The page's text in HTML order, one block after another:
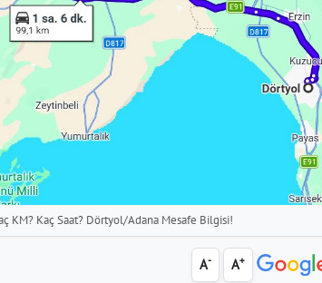
KM? Kaç Saat? Dörtyol/Adana Mesafe Bilgisi!
A- A+